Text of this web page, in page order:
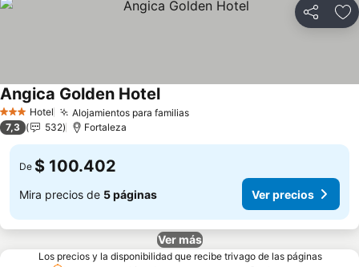
Compartir
3 Estrellas
Hotel Alojamientos para familias
Angica Golden Hotel
7,3 532 Fortaleza
De $ 100.402
Mira precios de 5 páginas Ver precios
Ver más
Los precios y la disponibilidad que recibe trivago de las páginas